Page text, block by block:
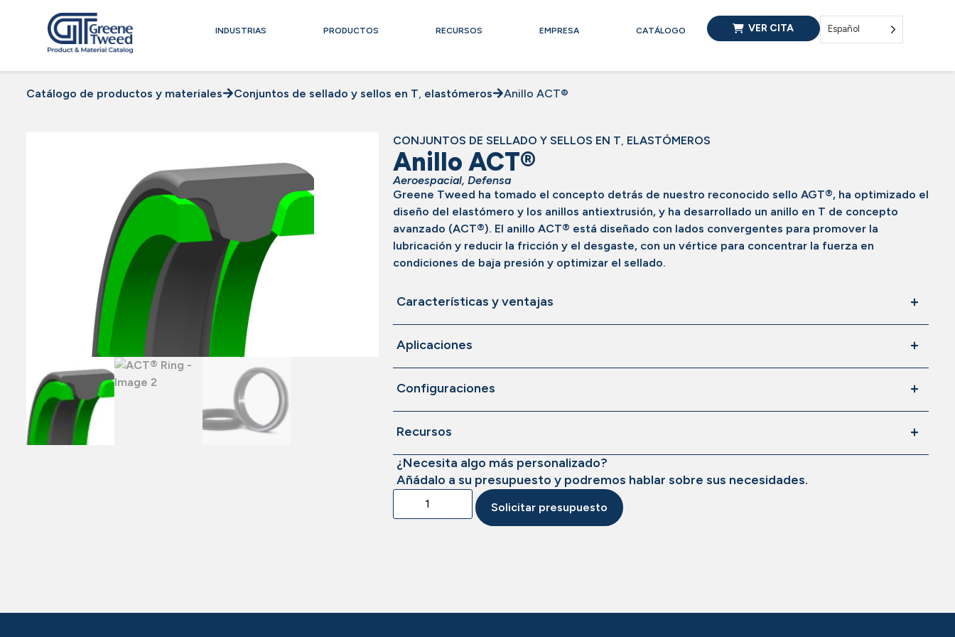
INDUSTRIAS PRODUCTOS RECURSOS EMPRESA CATÁLOGO VER CITA Español
Catálogo de productos y materiales Conjuntos de sellado y sellos en T, elastómeros Anillo ACT®
CONJUNTOS DE SELLADO Y SELLOS EN T, ELASTÓMEROS
Anillo ACT®
Aeroespacial, Defensa
Greene Tweed ha tomado el concepto detrás de nuestro reconocido sello AGT®, ha optimizado el
diseño del elastómero y los anillos antiextrusión, y ha desarrollado un anillo en T de concepto
avanzado (ACT®). El anillo ACT® está diseñado con lados convergentes para promover la
lubricación y reducir la fricción y el desgaste, con un vértice para concentrar la fuerza en
condiciones de baja presión y optimizar el sellado.
Características y ventajas
Aplicaciones
Configuraciones
Recursos
¿Necesita algo más personalizado?
Añádalo a su presupuesto y podremos hablar sobre sus necesidades.
Solicitar presupuesto